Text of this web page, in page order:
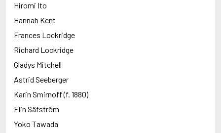
Hiromi Ito
Hannah Kent
Frances Lockridge
Richard Lockridge
Gladys Mitchell
Astrid Seeberger
Karin Smirnoff (f. 1880)
Elin Säfström
Yoko Tawada